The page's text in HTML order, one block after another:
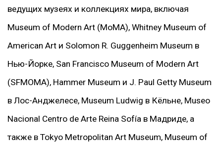
ведущих музеях и коллекциях мира, включая
Museum of Modern Art (MoMA), Whitney Museum of
American Art и Solomon R. Guggenheim Museum в
Нью-Йорке, San Francisco Museum of Modern Art
(SFMOMA), Hammer Museum и J. Paul Getty Museum
в Лос-Анджелесе, Museum Ludwig в Кёльне, Museo
Nacional Centro de Arte Reina Sofía в Мадриде, а
также в Tokyo Metropolitan Art Museum, Museum of